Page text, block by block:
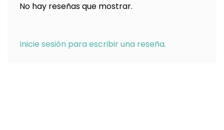
No hay reseñas que mostrar.
Inicie sesión para escribir una reseña.